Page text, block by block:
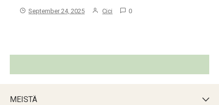
September 24, 2025 Cici 0
MEISTÄ 